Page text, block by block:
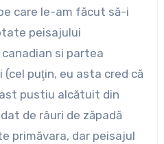
care le-am făcut să-i
peisajului
si partea
puţin, eu asta cred că
pustiu alcătuit din
de râuri de zăpadă
primăvara, dar peisajul